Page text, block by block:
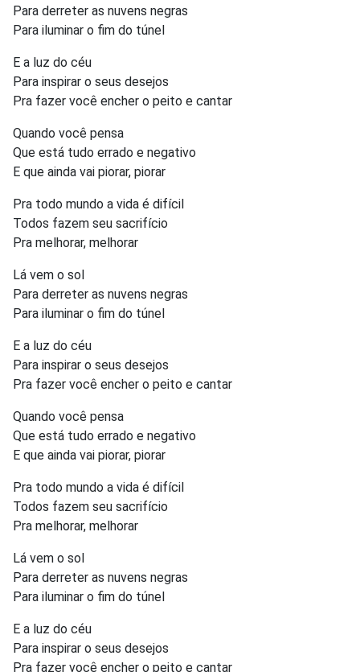
Para derreter as nuvens negras
Para iluminar o fim do túnel
E a luz do céu
Para inspirar o seus desejos
Pra fazer você encher o peito e cantar
Quando você pensa
Que está tudo errado e negativo
E que ainda vai piorar, piorar
Pra todo mundo a vida é difícil
Todos fazem seu sacrifício
Pra melhorar, melhorar
Lá vem o sol
Para derreter as nuvens negras
Para iluminar o fim do túnel
E a luz do céu
Para inspirar o seus desejos
Pra fazer você encher o peito e cantar
Quando você pensa
Que está tudo errado e negativo
E que ainda vai piorar, piorar
Pra todo mundo a vida é difícil
Todos fazem seu sacrifício
Pra melhorar, melhorar
Lá vem o sol
Para derreter as nuvens negras
Para iluminar o fim do túnel
E a luz do céu
Para inspirar o seus desejos
Pra fazer você encher o peito e cantar